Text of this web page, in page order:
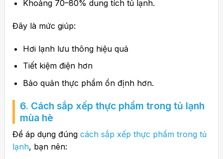
Khoảng 70–80% dung tích tủ lạnh.
Đây là mức giúp:
Hơi lạnh lưu thông hiệu quả
Tiết kiệm điện hơn
Bảo quản thực phẩm ổn định hơn.
6. Cách sắp xếp thực phẩm trong tủ lạnh
mùa hè
Để áp dụng đúng cách sắp xếp thực phẩm trong tủ
lạnh, bạn nên: